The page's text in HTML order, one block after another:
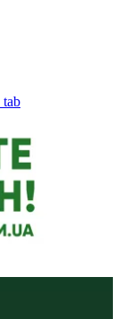
tab